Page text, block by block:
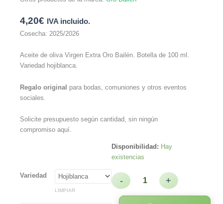
4,20€ IVA incluido.
Cosecha: 2025/2026
Aceite de oliva Virgen Extra Oro Bailén. Botella de 100 ml.
Variedad hojiblanca.
Regalo original para bodas, comuniones y otros eventos
sociales.
Solicite presupuesto según cantidad, sin ningún
compromiso aquí.
Variedad
LIMPIAR
Disponibilidad: Hay
existencias
- +